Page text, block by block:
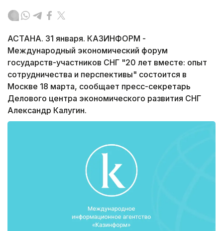
АСТАНА. 31 января. КАЗИНФОРМ -
Международный экономический форум
государств-участников СНГ "20 лет вместе: опыт
сотрудничества и перспективы" состоится в
Москве 18 марта, сообщает пресс-секретарь
Делового центра экономического развития СНГ
Александр Калугин.